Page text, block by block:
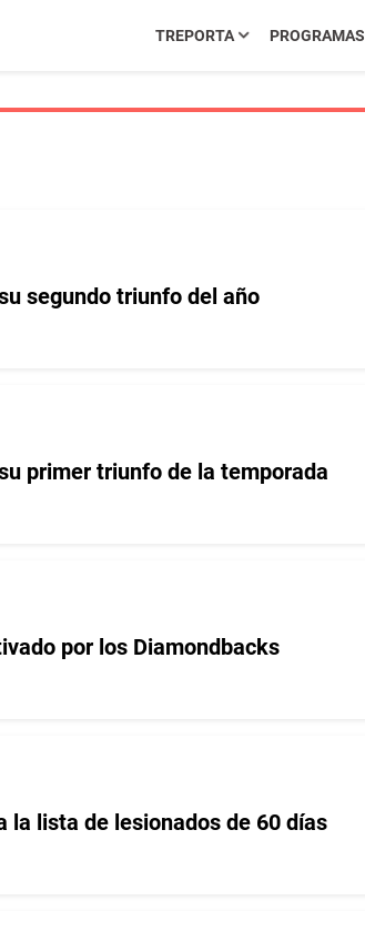
TREPORTA PROGRAMAS
segundo triunfo del año
primer triunfo de la temporada
por los Diamondbacks
la lista de lesionados de 60 días